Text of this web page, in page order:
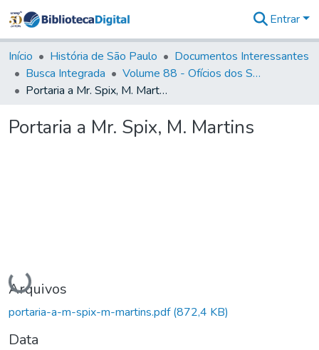
&
Coleções
Tudo na
Biblioteca
Estatísticas
Entrar
Início História de São Paulo
Documentos Interessantes
Busca Integrada
Volume 88 - Ofícios dos Senhores Governadores Interinos da Capitania de São Paulo (1817- 1819)
Portaria a Mr. Spix, M. Martins
Portaria a Mr. Spix, M. Martins
Carregando...
Arquivos
portaria-a-m-spix-m-martins.pdf(872,4 KB)
Data